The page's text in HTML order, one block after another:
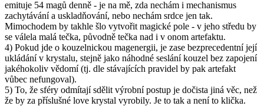
emituje 54 magů denně - je na mě, zda nechám i mechanismus
zachytávání a uskladňování, nebo nechám srdce jen tak.
Mimochodem by takhle šlo vytvořit magické pole - v jeho středu by
se válela malá tečka, původně tečka nad i v onom artefaktu.
4) Pokud jde o kouzelnickou magenergii, je zase bezprecedentní její
ukládání v krystalu, stejně jako náhodné seslání kouzel bez zapojení
jakéhokoliv vědomí (tj. dle stávajících pravidel by pak artefakt
vůbec nefungoval).
5) To, že sféry odmítají sdělit výrobní postup je dočista jiná věc, než
že by za příslušné love krystal vyrobily. Je to tak a není to klička.